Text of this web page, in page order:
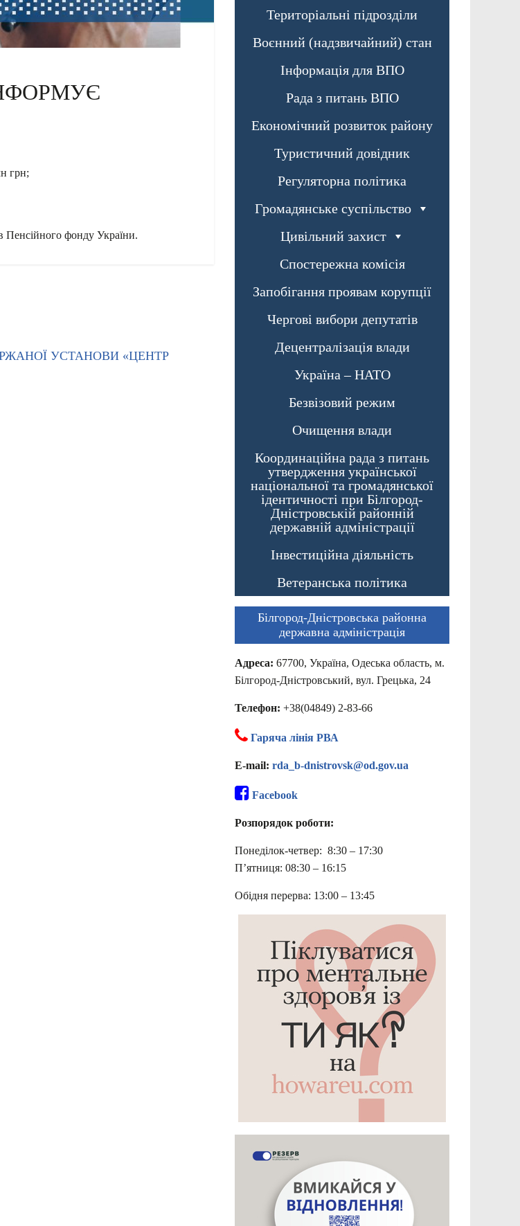
грн;
Пенсійного фонду України.
УСТАНОВИ «ЦЕНТР
Територіальні підрозділи
Воєнний (надзвичайний) стан
Інформація для ВПО
Рада з питань ВПО
Економічний розвиток району
Туристичний довідник
Регуляторна політика
Громадянське суспільство
Цивільний захист
Спостережна комісія
Запобігання проявам корупції
Чергові вибори депутатів
Децентралізація влади
Україна – НАТО
Безвізовий режим
Очищення влади
Координаційна рада з питань
утвердження української
національної та громадянської
ідентичності при Білгород-
Дністровській районній
державній адміністрації
Інвестиційна діяльність
Ветеранська політика
Білгород-Дністровська районна
державна адміністрація
Адреса: 67700, Україна, Одеська область, м.
Білгород-Дністровський, вул. Грецька, 24
Телефон: +38(04849) 2-83-66
Гаряча лінія РВА
E-mail: rda_b-dnistrovsk@od.gov.ua
Facebook
Розпорядок роботи:
Понеділок-четвер: 8:30 – 17:30
П’ятниця: 08:30 – 16:15
Обідня перерва: 13:00 – 13:45